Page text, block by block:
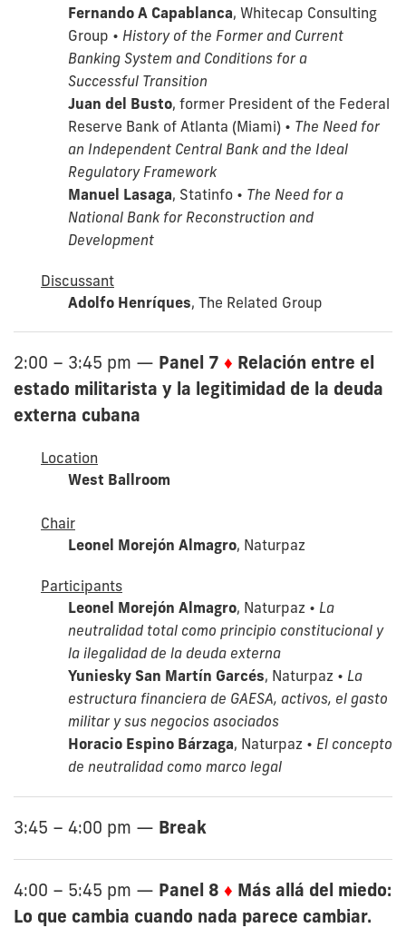
Fernando A Capablanca, Whitecap Consulting
Group • History of the Former and Current
Banking System and Conditions for a
Successful Transition
Juan del Busto, former President of the Federal
Reserve Bank of Atlanta (Miami) • The Need for
an Independent Central Bank and the Ideal
Regulatory Framework
Manuel Lasaga, Statinfo • The Need for a
National Bank for Reconstruction and
Development
Discussant
Adolfo Henríques, The Related Group
2:00 – 3:45 pm — Panel 7 ♦ Relación entre el
estado militarista y la legitimidad de la deuda
externa cubana
Location
West Ballroom
Chair
Leonel Morejón Almagro, Naturpaz
Participants
Leonel Morejón Almagro, Naturpaz • La
neutralidad total como principio constitucional y
la ilegalidad de la deuda externa
Yuniesky San Martín Garcés, Naturpaz • La
estructura financiera de GAESA, activos, el gasto
militar y sus negocios asociados
Horacio Espino Bárzaga, Naturpaz • El concepto
de neutralidad como marco legal
3:45 – 4:00 pm — Break
4:00 – 5:45 pm — Panel 8 ♦ Más allá del miedo:
Lo que cambia cuando nada parece cambiar.